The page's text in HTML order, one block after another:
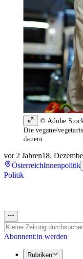
© Adobe
Die vegane/
dauern
vor 2 Jahren18.
ÖsterreichInnenpolitik
Politik
Abonnent:in werden
Rubriken